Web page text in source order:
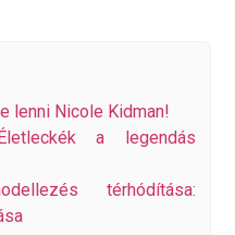
lenni Nicole Kidman!
a legendás
térhódítása: